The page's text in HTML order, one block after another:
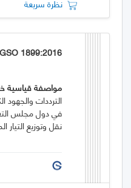
نظرة سريعة
GSO 1899:2016
مواصفة قياسية
الترددات والجهود
في دول مجلس
نقل وتوزيع التيار